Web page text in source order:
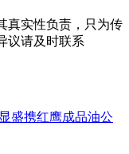
真实性负责，只为传
议请及时联系
盛携红鹰成品油公